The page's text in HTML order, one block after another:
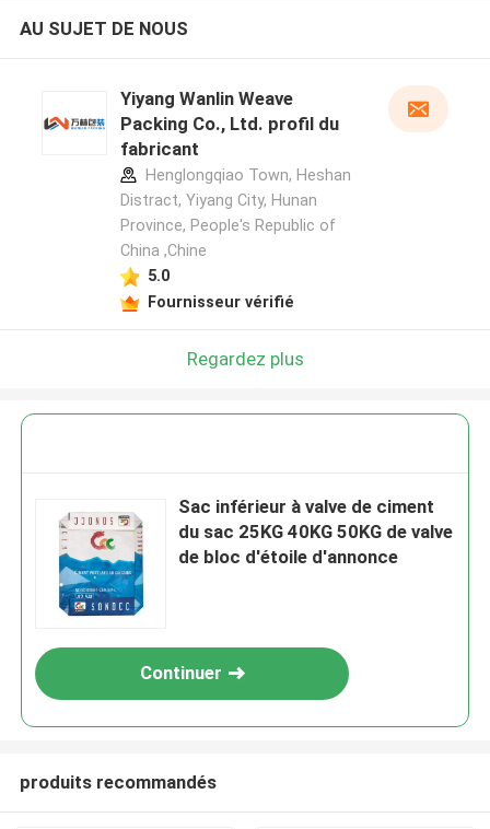
AU SUJET DE NOUS
Yiyang Wanlin Weave
Packing Co., Ltd. profil du
fabricant
Henglongqiao Town, Heshan
Distract, Yiyang City, Hunan
Province, People's Republic of
China ,Chine
5.0
Fournisseur vérifié
Regardez plus
Sac inférieur à valve de ciment
du sac 25KG 40KG 50KG de valve
de bloc d'étoile d'annonce
Continuer
produits recommandés